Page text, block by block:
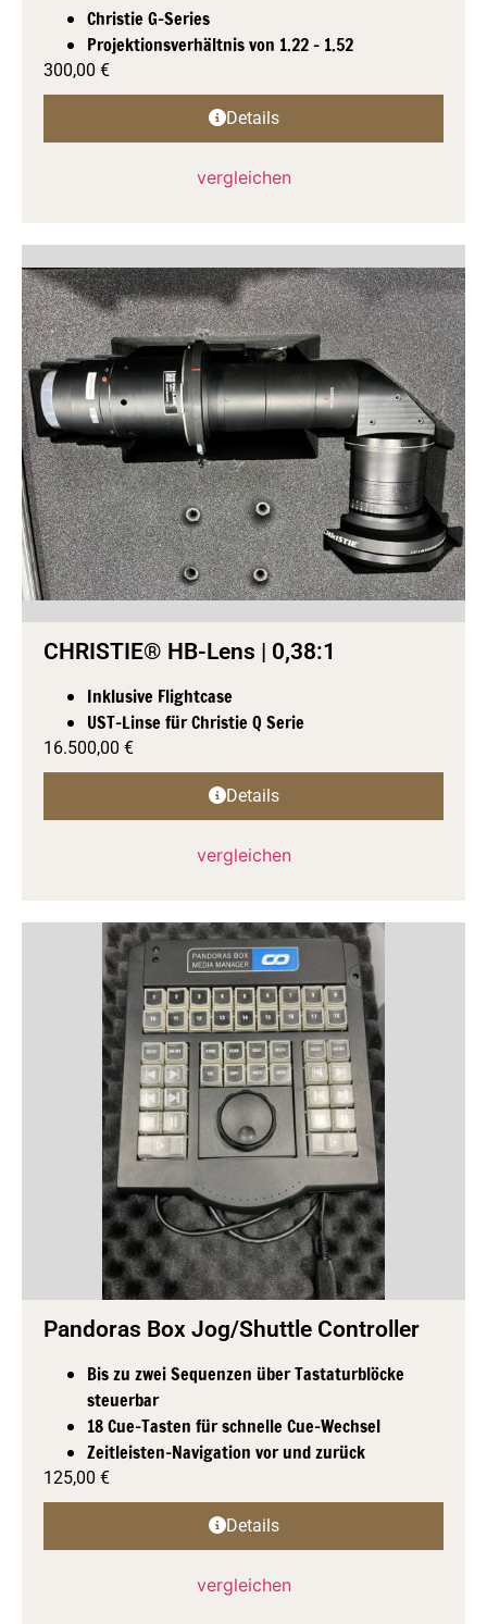
Christie G-Series
Projektionsverhältnis von 1.22 - 1.52
300,00 €
Details
vergleichen
CHRISTIE® HB-Lens | 0,38:1
Inklusive Flightcase
UST-Linse für Christie Q Serie
16.500,00 €
Details
vergleichen
Pandoras Box Jog/Shuttle Controller
Bis zu zwei Sequenzen über Tastaturblöcke
steuerbar
18 Cue-Tasten für schnelle Cue-Wechsel
Zeitleisten-Navigation vor und zurück
125,00 €
Details
vergleichen